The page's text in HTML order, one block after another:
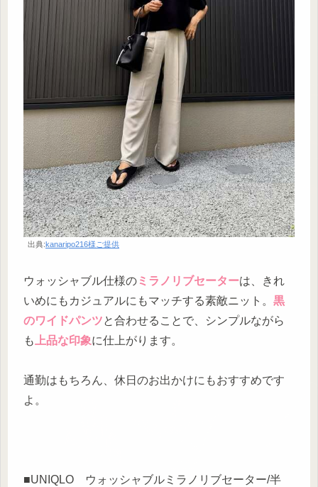
出典:kanaripo216様ご提供
ウォッシャブル仕様の ミラノリブセーターは、きれ
いめにもカジュアルにもマッチする素敵ニット。 黒
のワイドパンツと合わせることで、シンプルながら
も上品な印象に仕上がります。
通勤はもちろん、休日のお出かけにもおすすめです
よ。
■UNIQLO ウォッシャブルミラノリブセーター/半